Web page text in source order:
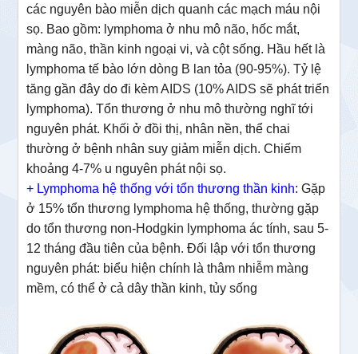
các nguyên bào miễn dịch quanh các mạch máu nội
sọ. Bao gồm: lymphoma ở nhu mô não, hốc mắt,
màng não, thần kinh ngoại vi, và cột sống. Hầu hết là
lymphoma tế bào lớn dòng B lan tỏa (90-95%). Tỷ lệ
tăng gần đây do đi kèm AIDS (10% AIDS sẽ phát triển
lymphoma). Tổn thương ở nhu mô thường nghĩ tới
nguyên phát. Khối ở đồi thị, nhân nền, thể chai
thường ở bệnh nhân suy giảm miễn dịch. Chiếm
khoảng 4-7% u nguyên phát nội sọ.
+ Lymphoma hệ thống với tổn thương thần kinh:Gặp
ở 15% tổn thương lymphoma hệ thống, thường gặp
do tổn thương non-Hodgkin lymphoma ác tính, sau 5-
12 tháng đầu tiên của bệnh. Đối lập với tổn thương
nguyên phát: biểu hiện chính là thâm nhiễm màng
mềm, có thể ở cả dây thần kinh, tủy sống